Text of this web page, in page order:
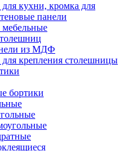
кухни, кромка для
панели
из МДФ
крепления столешницы
бортики